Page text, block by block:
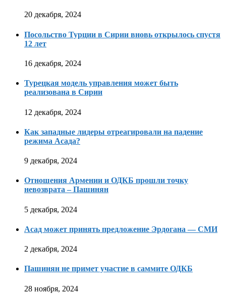
20 декабря, 2024
Посольство Турции в Сирии вновь открылось спустя
12 лет
16 декабря, 2024
Турецкая модель управления может быть
реализована в Сирии
12 декабря, 2024
Как западные лидеры отреагировали на падение
режима Асада?
9 декабря, 2024
Отношения Армении и ОДКБ прошли точку
невозврата – Пашинян
5 декабря, 2024
Асад может принять предложение Эрдогана — СМИ
2 декабря, 2024
Пашинян не примет участие в саммите ОДКБ
28 ноября, 2024